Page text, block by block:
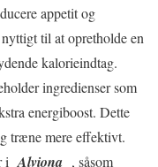
appetit og
til at opretholde en
kalorieindtag.
ingredienser som
energiboost. Dette
træne mere effektivt.
iAlviona , såsom